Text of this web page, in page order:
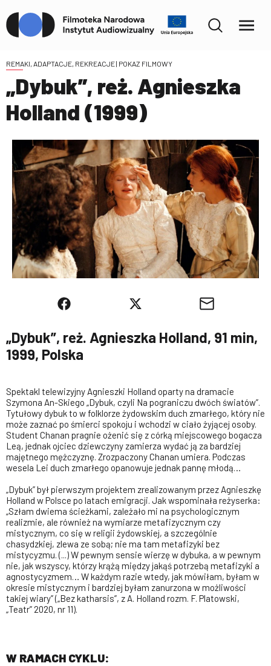
REMAKI, ADAPTACJE, REKREACJE| POKAZ FILMOWY
„Dybuk”, reż. Agnieszka
Holland (1999)
„Dybuk”, reż. Agnieszka Holland, 91 min,
1999, Polska
Spektakl telewizyjny Agnieszki Holland oparty na dramacie
Szymona An-Skiego „Dybuk, czyli Na pograniczu dwóch światów”.
Tytułowy dybuk to w folklorze żydowskim duch zmarłego, który nie
może zaznać po śmierci spokoju i wchodzi w ciało żyjącej osoby.
Student Chanan pragnie ożenić się z córką miejscowego bogacza
Leą, jednak ojciec dziewczyny zamierza wydać ją za bardziej
majętnego mężczyznę. Zrozpaczony Chanan umiera. Podczas
wesela Lei duch zmarłego opanowuje jednak pannę młodą…
„Dybuk” był pierwszym projektem zrealizowanym przez Agnieszkę
Holland w Polsce po latach emigracji. Jak wspominała reżyserka:
„Szłam dwiema ścieżkami, zależało mi na psychologicznym
realizmie, ale również na wymiarze metafizycznym czy
mistycznym, co się w religii żydowskiej, a szczególnie
chasydzkiej, zlewa ze sobą; nie ma tam metafizyki bez
mistycyzmu. (...) W pewnym sensie wierzę w dybuka, a w pewnym
nie, jak wszyscy, którzy krążą między jakąś potrzebą metafizyki a
agnostycyzmem… W każdym razie wtedy, jak mówiłam, byłam w
okresie mistycznym i bardziej byłam zanurzona w możliwości
takiej wiary” („Bez katharsis”, z A. Holland rozm. F. Platowski,
„Teatr” 2020, nr 11).
W RAMACH CYKLU: